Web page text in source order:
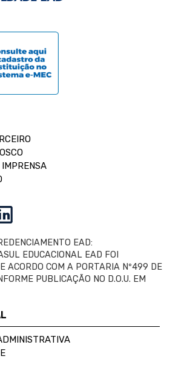
EAD:
EDUCACIONAL EAD FOI
ACORDO COM A PORTARIA Nº499 DE
PUBLICAÇÃO NO D.O.U. EM